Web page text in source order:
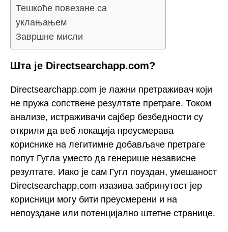
Тешкоће повезане са
уклањањем
Завршне мисли
Шта је Directsearchapp.com?
Directsearchapp.com је лажни претраживач који
не пружа сопствене резултате претраге. Током
анализе, истраживачи сајбер безбедности су
открили да веб локација преусмерава
кориснике на легитимне добављаче претраге
попут Гугла уместо да генерише независне
резултате. Иако је сам Гугл поуздан, умешаност
Directsearchapp.com изазива забринутост јер
корисници могу бити преусмерени и на
непоуздане или потенцијално штетне странице.